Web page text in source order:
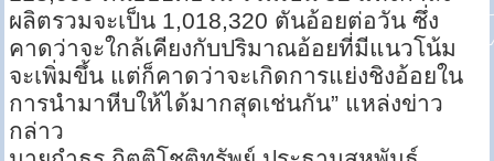
ผลิตรวมจะเป็น 1,018,320 ตันอ้อยต่อวัน ซึ่ง
คาดว่าจะใกล้เคียงกับปริมาณอ้อยที่มีแนวโน้ม
จะเพิ่มขึ้น แต่ก็คาดว่าจะเกิดการแย่งชิงอ้อยใน
การนำมาหีบให้ได้มากสุดเช่นกัน” แหล่งข่าว
กล่าว